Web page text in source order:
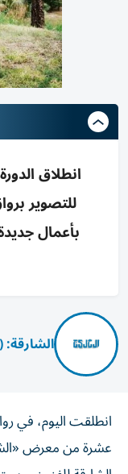
الشارقة:
انطلقت اليوم، في
عشرة من معرض